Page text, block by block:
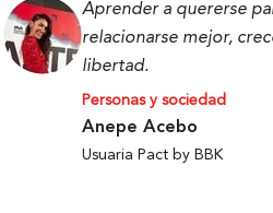
Aprender a quererse
relacionarse mejor,
libertad.
Personas y sociedad
Anepe Acebo
Usuaria Pact by BBK